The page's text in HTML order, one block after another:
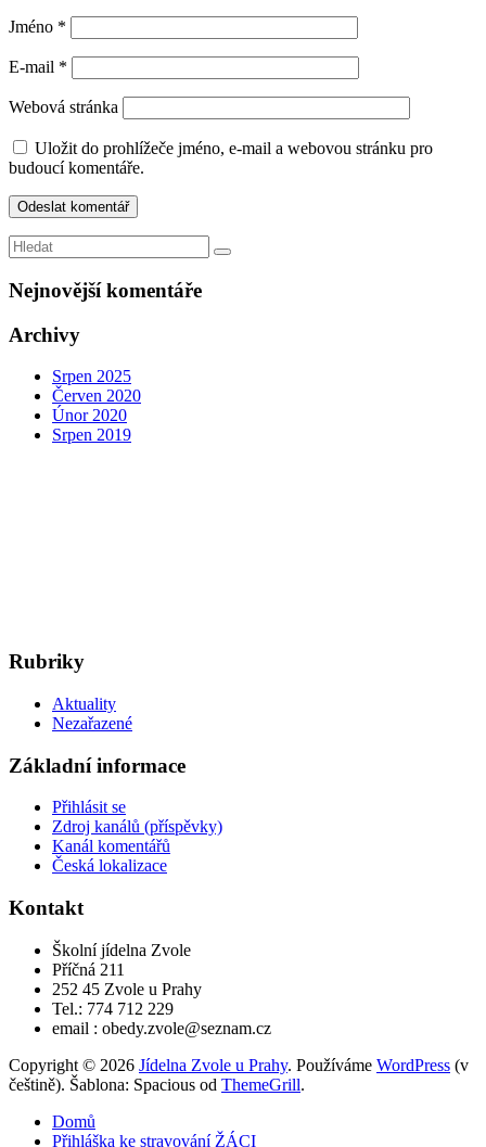
Jméno *
E-mail *
Webová stránka
Uložit do prohlížeče jméno, e-mail a webovou stránku pro
budoucí komentáře.
Nejnovější komentáře
Archivy
Srpen 2025
Červen 2020
Únor 2020
Srpen 2019
Rubriky
Aktuality
Nezařazené
Základní informace
Přihlásit se
Zdroj kanálů (příspěvky)
Kanál komentářů
Česká lokalizace
Kontakt
Školní jídelna Zvole
Příčná 211
252 45 Zvole u Prahy
Tel.: 774 712 229
email : obedy.zvole@seznam.cz
Copyright © 2026 Jídelna Zvole u Prahy. Používáme WordPress (v
češtině). Šablona: Spacious od ThemeGrill.
Domů
Přihláška ke stravování ŽÁCI